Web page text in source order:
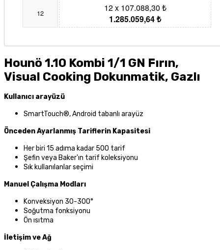
12
12 x 107.088,30 ₺
1.285.059,64 ₺
Hounö 1.10 Kombi 1/1 GN Fırın,
Visual Cooking Dokunmatik, Gazlı
Kullanıcı arayüzü
SmartTouch®, Android tabanlı arayüz
Önceden Ayarlanmış Tariflerin Kapasitesi
Her biri 15 adıma kadar 500 tarif
Şefin veya Baker'ın tarif koleksiyonu
Sık kullanılanlar seçimi
Manuel Çalışma Modları
Konveksiyon 30-300°
Soğutma fonksiyonu
Ön ısıtma
İletişim ve Ağ